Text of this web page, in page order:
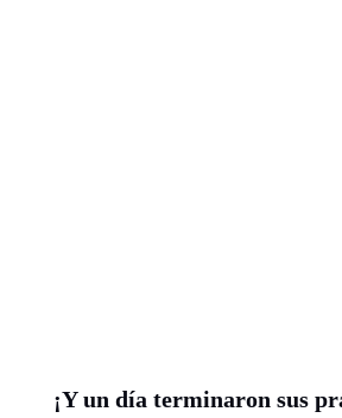
¡Y un día terminaron sus